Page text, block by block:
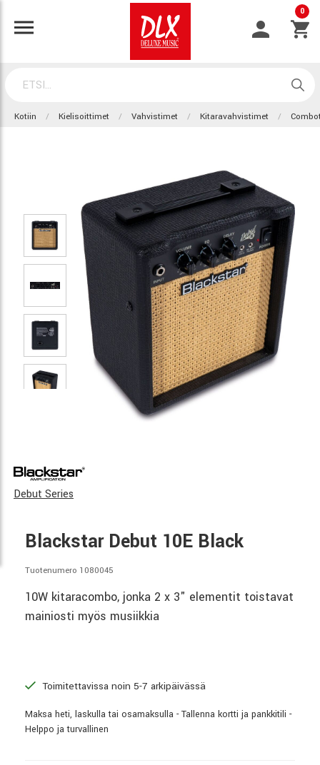
0
Kotiin Kielisoittimet Vahvistimet Kitaravahvistimet
Debut Series
Blackstar Debut 10E Black
Tuotenumero 1080045
10W kitaracombo, jonka 2 x 3" elementit toistavat
mainiosti myös musiikkia
Toimitettavissa noin 5-7 arkipäivässä
Maksa heti, laskulla tai osamaksulla - Tallenna kortti ja pankkitili -
Helppo ja turvallinen